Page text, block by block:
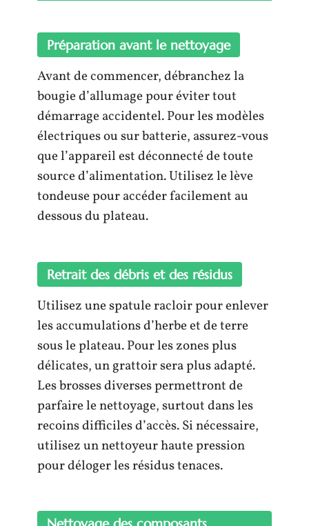
Préparation avant le nettoyage
Avant de commencer, débranchez la
bougie d’allumage pour éviter tout
démarrage accidentel. Pour les modèles
électriques ou sur batterie, assurez-vous
que l’appareil est déconnecté de toute
source d’alimentation. Utilisez le lève
tondeuse pour accéder facilement au
dessous du plateau.
Retrait des débris et des résidus
Utilisez une spatule racloir pour enlever
les accumulations d’herbe et de terre
sous le plateau. Pour les zones plus
délicates, un grattoir sera plus adapté.
Les brosses diverses permettront de
parfaire le nettoyage, surtout dans les
recoins difficiles d’accès. Si nécessaire,
utilisez un nettoyeur haute pression
pour déloger les résidus tenaces.